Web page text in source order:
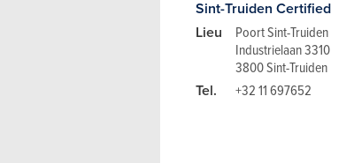
Sint-Truiden Certified
Lieu
Poort Sint-Truiden
Industrielaan 3310
3800 Sint-Truiden
Tel. +32 11 697652